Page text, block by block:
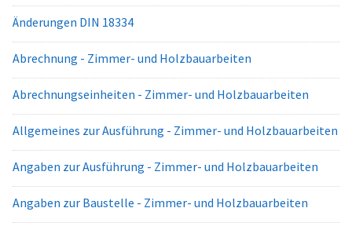
Änderungen DIN 18334
Abrechnung - Zimmer- und Holzbauarbeiten
Abrechnungseinheiten - Zimmer- und Holzbauarbeiten
Allgemeines zur Ausführung - Zimmer- und Holzbauarbeiten
Angaben zur Ausführung - Zimmer- und Holzbauarbeiten
Angaben zur Baustelle - Zimmer- und Holzbauarbeiten